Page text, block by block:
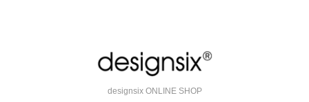
designsix ONLINE SHOP